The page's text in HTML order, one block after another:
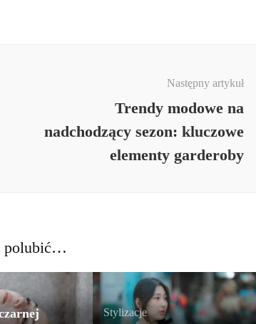
Następny artykuł
Trendy modowe na
nadchodzący sezon: kluczowe
elementy garderoby
polubić…
Stylizacje